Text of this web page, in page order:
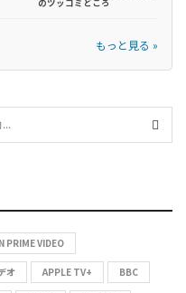
のツッコミどころ
もっと見る »
PRIME VIDEO
オ APPLE TV+ BBC